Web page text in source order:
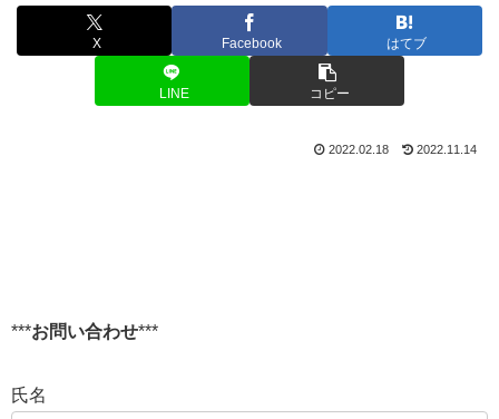
X Facebook はてブ
LINE コピー
2022.02.18 2022.11.14
***お問い合わせ***
氏名